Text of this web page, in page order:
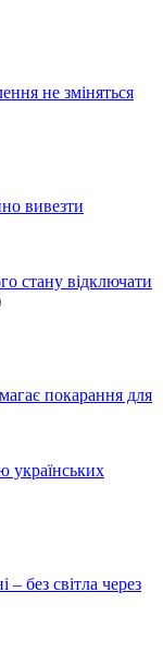
не зміняться
вивезти
стану відключати
покарання для
українських
без світла через